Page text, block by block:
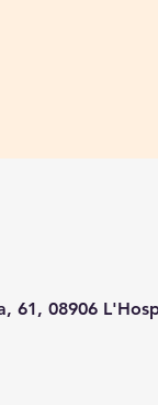
08906